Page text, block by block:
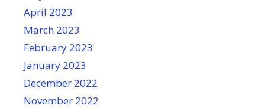
April 2023
March 2023
February 2023
January 2023
December 2022
November 2022